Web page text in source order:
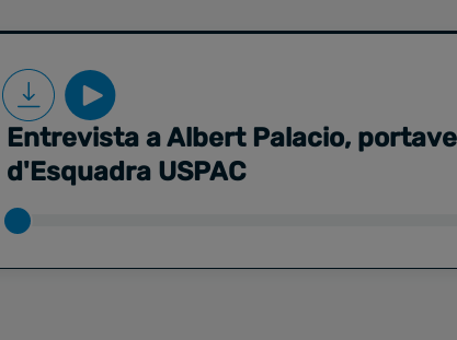
Entrevista a Albert Palacio,
d'Esquadra USPAC